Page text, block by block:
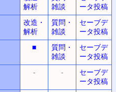
解析
雑談
ータ投稿
改造・
解析
質問・
雑談
セーブデ
ータ投稿
■
質問・
雑談
セーブデ
ータ投稿
- -
セーブデ
ータ投稿